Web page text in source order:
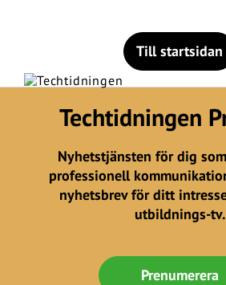
Till startsidan
Techtidningen
Nyhetstjänsten för dig
professionell
nyhetsbrev för ditt
utbildnings-tv.
Prenumerera